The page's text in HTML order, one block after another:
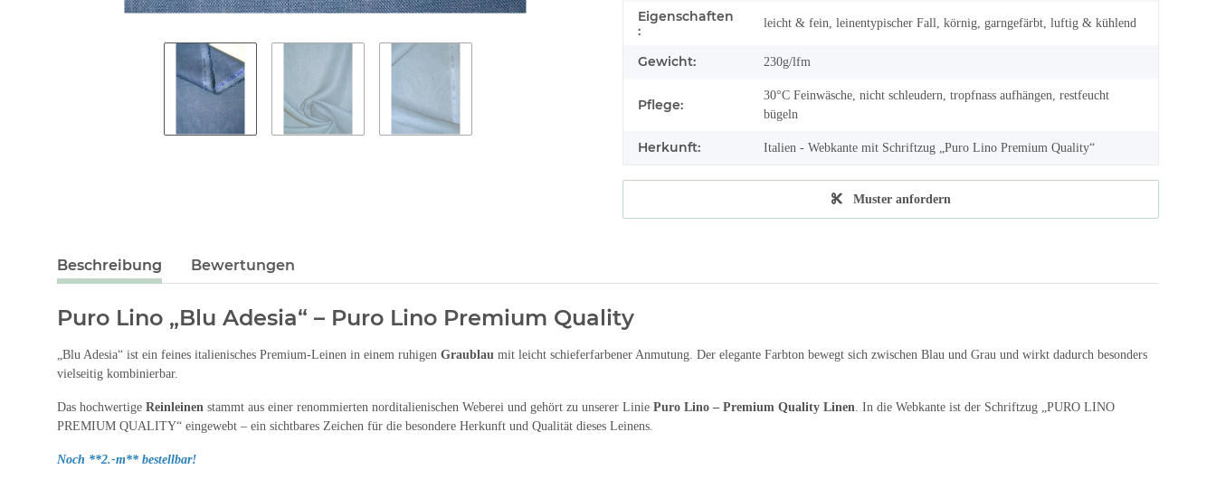
Eigenschaften
:
leicht & fein, leinentypischer Fall, körnig, garngefärbt, luftig & kühlend
Gewicht: 230g/lfm
Pflege:
30°C Feinwäsche, nicht schleudern, tropfnass aufhängen, restfeucht
bügeln
Herkunft: Italien - Webkante mit Schriftzug „Puro Lino Premium Quality“
Muster anfordern
Beschreibung Bewertungen
Puro Lino „Blu Adesia“ – Puro Lino Premium Quality
„Blu Adesia“ ist ein feines italienisches Premium-Leinen in einem ruhigen Graublau mit leicht schieferfarbener Anmutung. Der elegante Farbton bewegt sich zwischen Blau und Grau und wirkt dadurch besonders
vielseitig kombinierbar.
Das hochwertige Reinleinen stammt aus einer renommierten norditalienischen Weberei und gehört zu unserer Linie Puro Lino – Premium Quality Linen . In die Webkante ist der Schriftzug „PURO LINO
PREMIUM QUALITY“ eingewebt – ein sichtbares Zeichen für die besondere Herkunft und Qualität dieses Leinens.
Noch **2.-m** bestellbar!